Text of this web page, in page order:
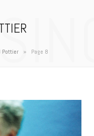
Pottier » Page 8